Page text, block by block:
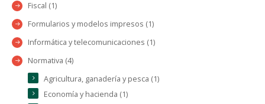
Fiscal (1)
Formularios y modelos impresos (1)
Informática y telecomunicaciones (1)
Normativa (4)
Agricultura, ganadería y pesca (1)
Economía y hacienda (1)